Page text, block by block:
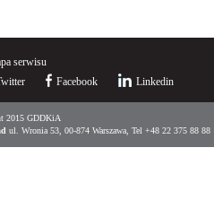
serwisu
Facebook Linkedin
2015 GDDKiA
ul. Wronia 53, 00-874 Warszawa, Tel +48 22 375 88 88